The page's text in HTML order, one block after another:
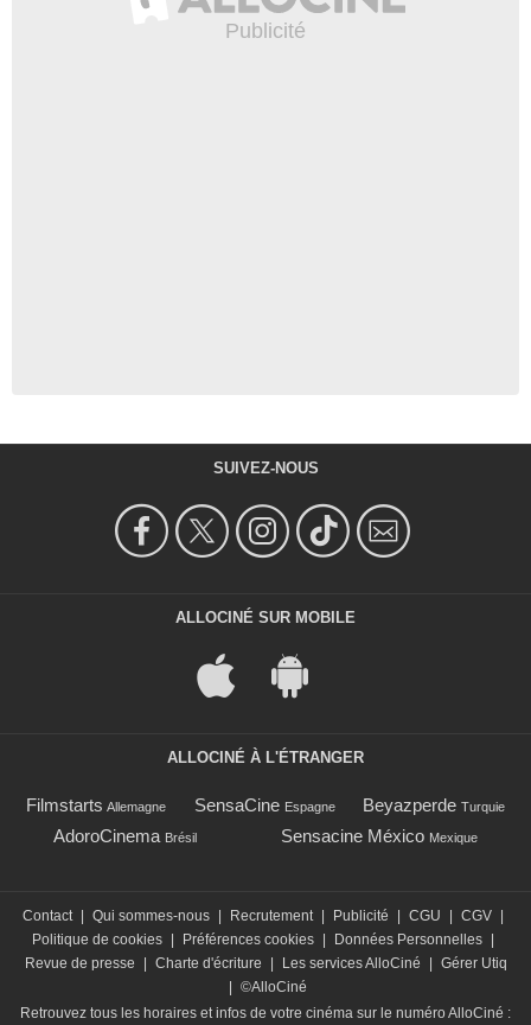
SUIVEZ-NOUS
ALLOCINÉ SUR MOBILE
ALLOCINÉ À L'ÉTRANGER
Filmstarts Allemagne SensaCine Espagne Beyazperde Turquie
AdoroCinema Brésil Sensacine México Mexique
Contact | Qui sommes-nous | Recrutement | Publicité | CGU | CGV |
Politique de cookies | Préférences cookies | Données Personnelles |
Revue de presse
| Charte d'écriture | Les services AlloCiné | Gérer Utiq
| ©AlloCiné
Retrouvez tous les horaires et infos de votre cinéma sur le numéro AlloCiné :